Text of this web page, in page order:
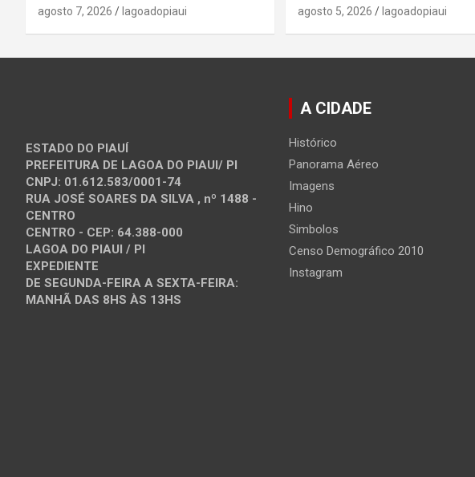
agosto 7, 2026 lagoadopiaui agosto 5, 2026 lagoadopiaui
ESTADO DO PIAUÍ
PREFEITURA DE LAGOA DO PIAUI/ PI
CNPJ: 01.612.583/0001-74
RUA JOSÉ SOARES DA SILVA , nº 1488 -
CENTRO
CENTRO - CEP: 64.388-000
LAGOA DO PIAUI / PI
EXPEDIENTE
DE SEGUNDA-FEIRA A SEXTA-FEIRA:
MANHÃ DAS 8HS ÀS 13HS
A CIDADE
Histórico
Panorama Aéreo
Imagens
Hino
Simbolos
Censo Demográfico 2010
Instagram